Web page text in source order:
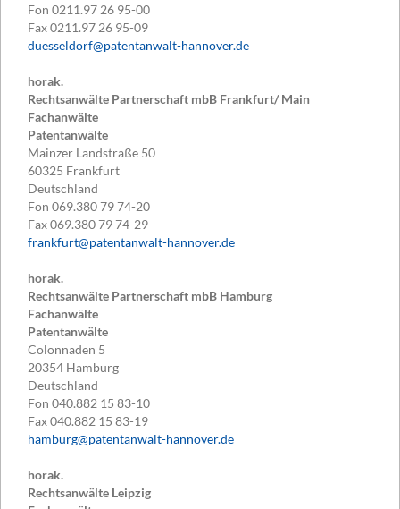
Fon 0211.97 26 95-00
Fax0211.97 26 95-09
duesseldorf@patentanwalt-hannover.de
horak.
Rechtsanwälte Partnerschaft mbB Frankfurt/ Main
Fachanwälte
Patentanwälte
Mainzer Landstraße 50
60325 Frankfurt
Deutschland
Fon 069.380 79 74-20
Fax069.380 79 74-29
frankfurt@patentanwalt-hannover.de
horak.
Rechtsanwälte Partnerschaft mbB Hamburg
Fachanwälte
Patentanwälte
Colonnaden 5
20354 Hamburg
Deutschland
Fon 040.882 15 83-10
Fax040.882 15 83-19
hamburg@patentanwalt-hannover.de
horak.
Rechtsanwälte Leipzig